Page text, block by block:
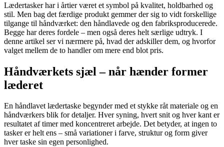
Lædertasker har i årtier været et symbol på kvalitet, holdbarhed og
stil. Men bag det færdige produkt gemmer der sig to vidt forskellige
tilgange til håndværket: den håndlavede og den fabriksproducerede.
Begge har deres fordele – men også deres helt særlige udtryk. I
denne artikel ser vi nærmere på, hvad der adskiller dem, og hvorfor
valget mellem de to handler om mere end blot pris.
Håndværkets sjæl – når hænder former
læderet
En håndlavet lædertaske begynder med et stykke råt materiale og en
håndværkers blik for detaljer. Hver syning, hvert snit og hver kant er
resultatet af timer med koncentreret arbejde. Det betyder, at ingen to
tasker er helt ens – små variationer i farve, struktur og form giver
hver taske sin egen personlighed.